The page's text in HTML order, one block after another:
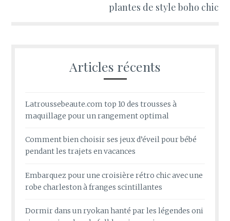
plantes de style boho chic
Articles récents
Latroussebeaute.com top 10 des trousses à
maquillage pour un rangement optimal
Comment bien choisir ses jeux d’éveil pour bébé
pendant les trajets en vacances
Embarquez pour une croisière rétro chic avec une
robe charleston à franges scintillantes
Dormir dans un ryokan hanté par les légendes oni